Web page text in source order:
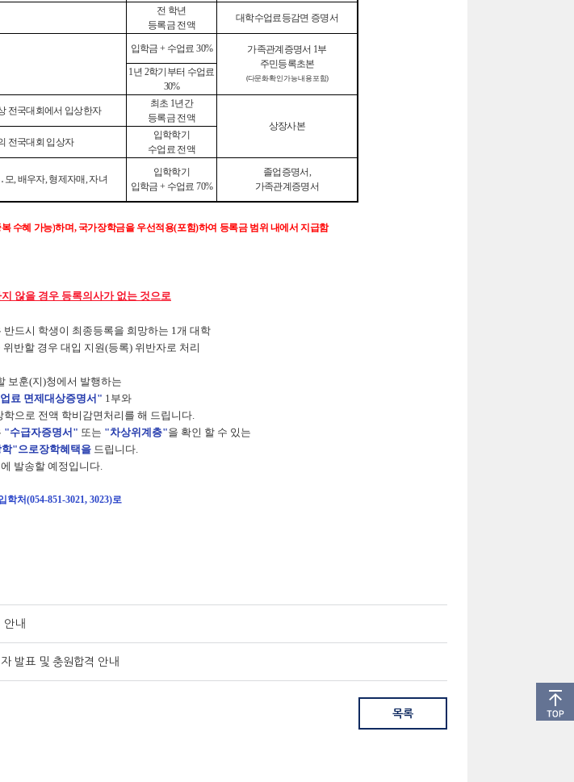
전 학년
등록금 전액
대학수업료등감면 증명서
입학금+ 수업료30% 가족관계증명서 1부
주민등록초본
(다문화 확인 가능 내용 포함)
1년 2학기부터 수업료
30%
전국대회에서 입상한자
최초 1년간
등록금 전액
상장사본
전국대회 입상자
입학학기
수업료 전액
․ 모, 배우자, 형제자매, 자녀
입학학기
입학금+ 수업료70%
졸업증명서,
가족관계증명서
수혜 가능)하며,국가장학금을 우선적용(포함)하여 등록금 범위 내에서 지급함
않을 경우 등록의사가 없는 것으로
드시 학생이 최종등록을 희망하는 1개 대학
반할 경우 대입 지원(등록) 위반자로 처리
보훈(지)청에서 발행하는
료 면제대상증명서" 1부와
학으로 전액 학비감면처리를 해 드립니다.
"수급자증명서" 또는 "차상위계층"을 확인 할 수 있는
"으로장학혜택을 드립니다.
발송할 예정입니다.
처(054-851-3021, 3023)로
안내
발표 및 충원합격 안내
목록